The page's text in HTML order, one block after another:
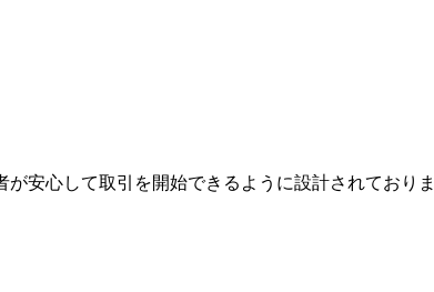
安心して取引を開始できるように設計されており